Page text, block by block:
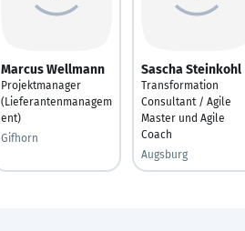
Marcus Wellmann
Projektmanager
(Lieferantenmanagem
ent)
Gifhorn
Sascha Steinkohl
Transformation
Consultant / Agile
Master und Agile
Coach
Augsburg